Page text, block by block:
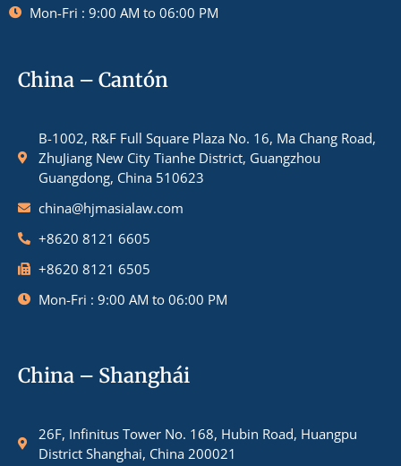
Mon-Fri : 9:00 AM to 06:00 PM
China – Cantón
B-1002, R&F Full Square Plaza No. 16, Ma Chang Road,
ZhuJiang New City Tianhe District, Guangzhou
Guangdong, China 510623
china@hjmasialaw.com
+8620 8121 6605
+8620 8121 6505
Mon-Fri : 9:00 AM to 06:00 PM
China – Shanghái
26F, Infinitus Tower No. 168, Hubin Road, Huangpu
District Shanghai, China 200021